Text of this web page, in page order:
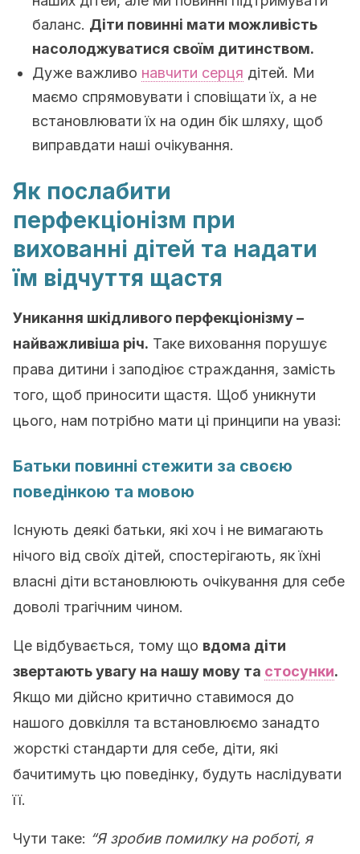
баланс. Діти повинні мати можливість
насолоджуватися своїм дитинством.
Дуже важливо навчити серця дітей. Ми
маємо спрямовувати і сповіщати їх, а не
встановлювати їх на один бік шляху, щоб
виправдати наші очікування.
Як послабити
перфекціонізм при
вихованні дітей та надати
їм відчуття щастя
Уникання шкідливого перфекціонізму –
найважливіша річ. Таке виховання порушує
права дитини і заподіює страждання, замість
того, щоб приносити щастя. Щоб уникнути
цього, нам потрібно мати ці принципи на увазі:
Батьки повинні стежити за своєю
поведінкою та мовою
Існують деякі батьки, які хоч і не вимагають
нічого від своїх дітей, спостерігають, як їхні
власні діти встановлюють очікування для себе
доволі трагічним чином.
Це відбувається, тому що вдома діти
звертають увагу на нашу мову та стосунки.
Якщо ми дійсно критично ставимося до
нашого довкілля та встановлюємо занадто
жорсткі стандарти для себе, діти, які
бачитимуть цю поведінку, будуть наслідувати
її.
Чути таке: “Я зробив помилку на роботі, я